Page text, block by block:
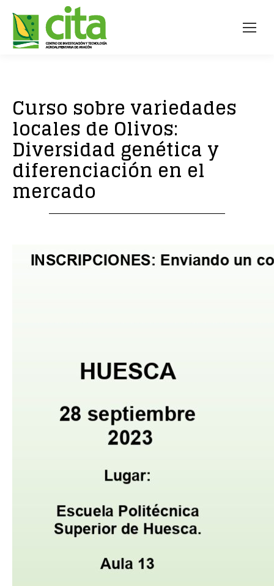
Curso sobre variedades
locales de Olivos:
Diversidad genética y
diferenciación en el
mercado